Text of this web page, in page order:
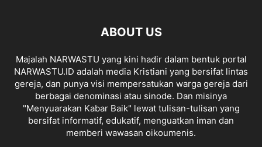
ABOUT US
Majalah NARWASTU yang kini hadir dalam bentuk portal
NARWASTU.ID adalah media Kristiani yang bersifat lintas
gereja, dan punya visi mempersatukan warga gereja dari
berbagai denominasi atau sinode. Dan misinya
"Menyuarakan Kabar Baik" lewat tulisan-tulisan yang
bersifat informatif, edukatif, menguatkan iman dan
memberi wawasan oikoumenis.